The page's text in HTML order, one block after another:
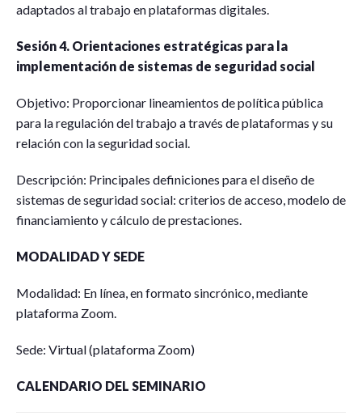
adaptados al trabajo en plataformas digitales.
Sesión 4. Orientaciones estratégicas para la
implementación de sistemas de seguridad social
Objetivo: Proporcionar lineamientos de política pública
para la regulación del trabajo a través de plataformas y su
relación con la seguridad social.
Descripción: Principales definiciones para el diseño de
sistemas de seguridad social: criterios de acceso, modelo de
financiamiento y cálculo de prestaciones.
MODALIDAD Y SEDE
Modalidad: En línea, en formato sincrónico, mediante
plataforma Zoom.
Sede: Virtual (plataforma Zoom)
CALENDARIO DEL SEMINARIO